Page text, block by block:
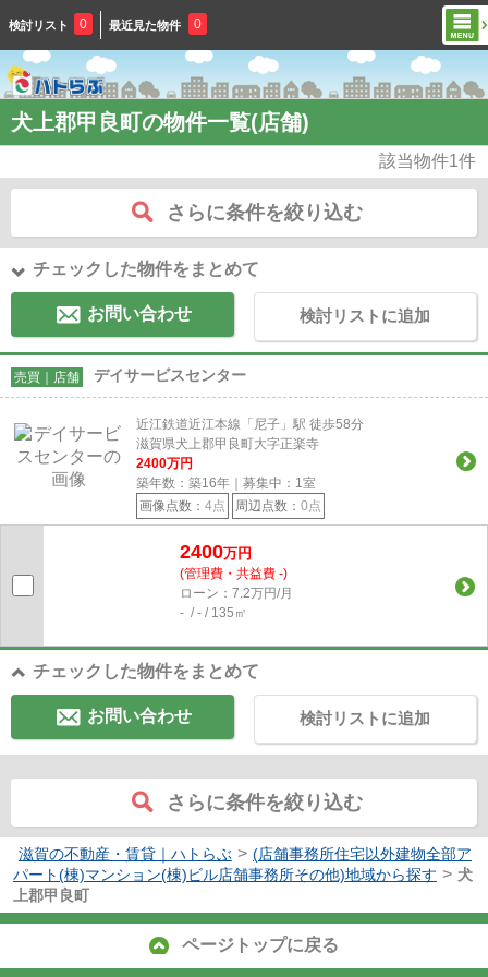
検討リスト 0 最近見た物件 0
犬上郡甲良町の物件一覧(店舗)
該当物件1件
さらに条件を絞り込む
チェックした物件をまとめて
お問い合わせ 検討リストに追加
売買｜店舗 デイサービスセンター
近江鉄道近江本線「尼子」駅 徒歩58分
滋賀県犬上郡甲良町大字正楽寺
2400万円
築年数：築16年｜募集中： 1室
画像点数： 4点 周辺点数： 0点
2400万円
(管理費・共益費 -)
ローン：7.2万円/月
- / - / 135㎡
チェックした物件をまとめて
お問い合わせ 検討リストに追加
さらに条件を絞り込む
滋賀の不動産・賃貸｜ハトらぶ > (店舗事務所住宅以外建物全部ア
パート(棟)マンション(棟)ビル店舗事務所その他)地域から探す > 犬
上郡甲良町
ページトップに戻る